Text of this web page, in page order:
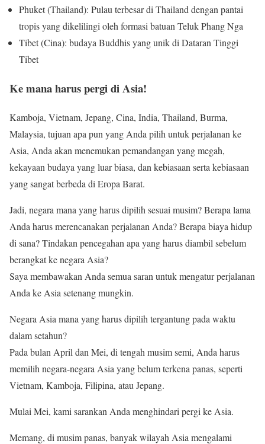
Phuket (Thailand): Pulau terbesar di Thailand dengan pantai
tropis yang dikelilingi oleh formasi batuan Teluk Phang Nga
Tibet (Cina): budaya Buddhis yang unik di Dataran Tinggi
Tibet
Ke mana harus pergi di Asia!
Kamboja, Vietnam, Jepang, Cina, India, Thailand, Burma,
Malaysia, tujuan apa pun yang Anda pilih untuk perjalanan ke
Asia, Anda akan menemukan pemandangan yang megah,
kekayaan budaya yang luar biasa, dan kebiasaan serta kebiasaan
yang sangat berbeda di Eropa Barat.
Jadi, negara mana yang harus dipilih sesuai musim? Berapa lama
Anda harus merencanakan perjalanan Anda? Berapa biaya hidup
di sana? Tindakan pencegahan apa yang harus diambil sebelum
berangkat ke negara Asia?
Saya membawakan Anda semua saran untuk mengatur perjalanan
Anda ke Asia setenang mungkin.
Negara Asia mana yang harus dipilih tergantung pada waktu
dalam setahun?
Pada bulan April dan Mei, di tengah musim semi, Anda harus
memilih negara-negara Asia yang belum terkena panas, seperti
Vietnam, Kamboja, Filipina, atau Jepang.
Mulai Mei, kami sarankan Anda menghindari pergi ke Asia.
Memang, di musim panas, banyak wilayah Asia mengalami